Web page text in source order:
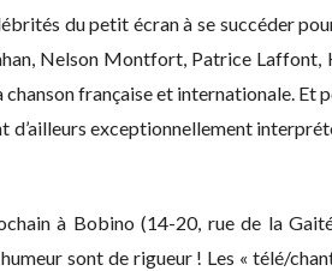
du petit écran à se succéder
Nelson Montfort, Patrice
française et internationale. Et
d’ailleurs exceptionnellement
à Bobino (14-20, rue de la
sont de rigueur ! Les « télé/